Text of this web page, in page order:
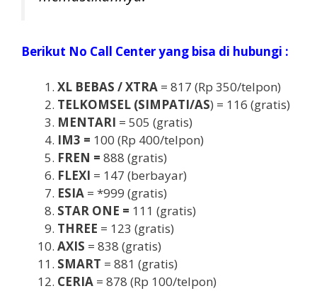
Berikut No Call Center yang bisa di hubungi :
XL BEBAS / XTRA = 817 (Rp 350/telpon)
TELKOMSEL (SIMPATI/AS) = 116 (gratis)
MENTARI = 505 (gratis)
IM3 = 100 (Rp 400/telpon)
FREN = 888 (gratis)
FLEXI = 147 (berbayar)
ESIA = *999 (gratis)
STAR ONE = 111 (gratis)
THREE = 123 (gratis)
AXIS = 838 (gratis)
SMART = 881 (gratis)
CERIA = 878 (Rp 100/telpon)